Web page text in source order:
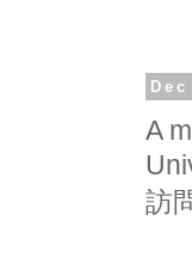
A
訪